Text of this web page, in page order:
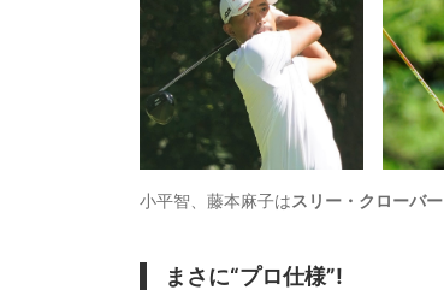
小平智、藤本麻子はスリー・クローバー
まさに“プロ仕様”!